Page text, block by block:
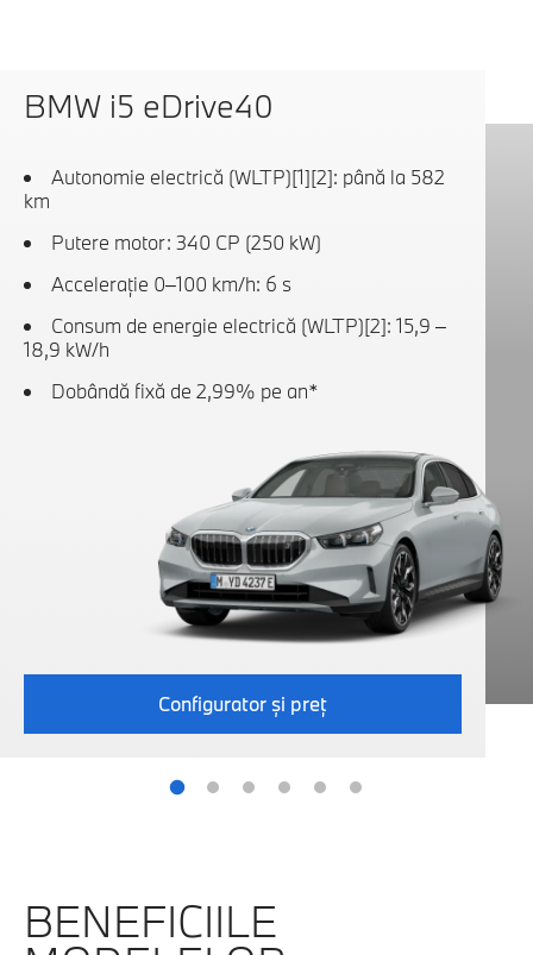
BMW i5 eDrive40
Autonomie electrică (WLTP)[1][2]: până la 582
km
Putere motor: 340 CP (250 kW)
Acceleraţie 0–100 km/h: 6 s
Consum de energie electrică (WLTP)[2]: 15,9 –
18,9 kW/h
Dobândă fixă de 2,99% pe an*
Configurator şi preţ
BENEFICIILE